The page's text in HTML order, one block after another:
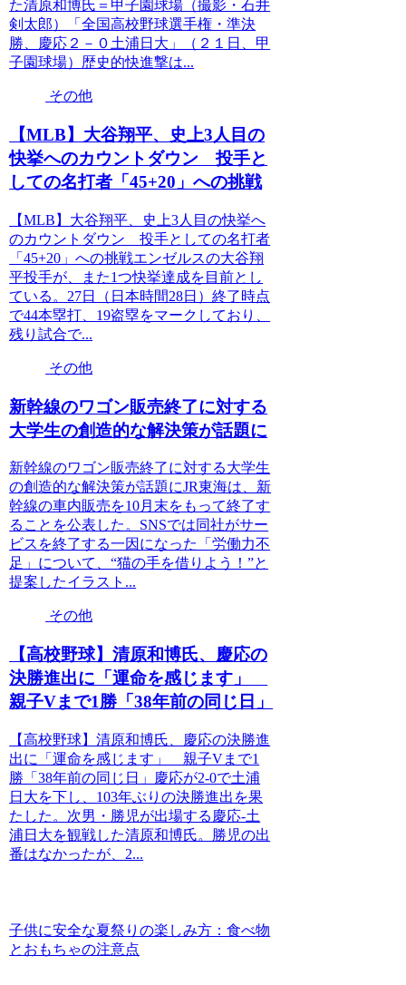
た清原和博氏＝甲子園球場（撮影・石井
剣太郎）「全国高校野球選手権・準決
勝、慶応２－０土浦日大」（２１日、甲
子園球場）歴史的快進撃は...
その他
【MLB】大谷翔平、史上3人目の
快挙へのカウントダウン 投手と
しての名打者「45+20」への挑戦
【MLB】大谷翔平、史上3人目の快挙へ
のカウントダウン 投手としての名打者
「45+20」への挑戦エンゼルスの大谷翔
平投手が、また1つ快挙達成を目前とし
ている。27日（日本時間28日）終了時点
で44本塁打、19盗塁をマークしており、
残り試合で...
その他
新幹線のワゴン販売終了に対する
大学生の創造的な解決策が話題に
新幹線のワゴン販売終了に対する大学生
の創造的な解決策が話題にJR東海は、新
幹線の車内販売を10月末をもって終了す
ることを公表した。SNSでは同社がサー
ビスを終了する一因になった「労働力不
足」について、“猫の手を借りよう！”と
提案したイラスト...
その他
【高校野球】清原和博氏、慶応の
決勝進出に「運命を感じます」
親子Vまで1勝「38年前の同じ日」
【高校野球】清原和博氏、慶応の決勝進
出に「運命を感じます」 親子Vまで1
勝「38年前の同じ日」慶応が2-0で土浦
日大を下し、103年ぶりの決勝進出を果
たした。次男・勝児が出場する慶応-土
浦日大を観戦した清原和博氏。勝児の出
番はなかったが、2...
子供に安全な夏祭りの楽しみ方：食べ物
とおもちゃの注意点